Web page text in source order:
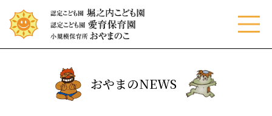
おやまのNEWS